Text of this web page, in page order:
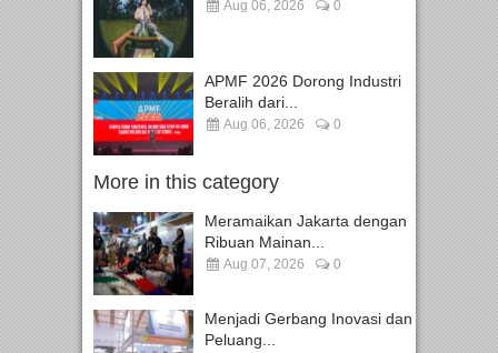
Aug 06, 2026 0
APMF 2026 Dorong Industri
Beralih dari...
Aug 06, 2026 0
More in this category
Meramaikan Jakarta dengan
Ribuan Mainan...
Aug 07, 2026 0
Menjadi Gerbang Inovasi dan
Peluang...